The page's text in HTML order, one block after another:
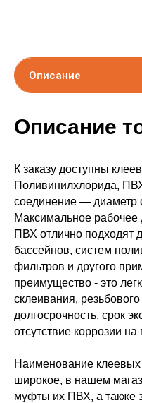
Описание
К заказу доступны
Поливинилхлорида,
соединение — диаметр
Максимальное рабочее
ПВХ отлично подходят
бассейнов, систем
фильтров и другого
преимущество - это
склеивания,
долгосрочность, срок
отсутствие коррозии
Наименование
широкое, в нашем
муфты их ПВХ, а также